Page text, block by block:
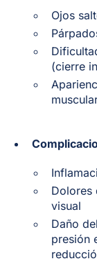
Ojos
(cierre
Dolores
visual
Daño
presión